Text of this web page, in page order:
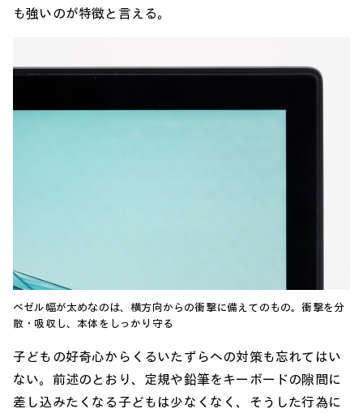
も強いのが特徴と言える。
ベゼル幅が太めなのは、横方向からの衝撃に備えてのもの。衝撃を分
散・吸収し、本体をしっかり守る
子どもの好奇心からくるいたずらへの対策も忘れてはい
ない。前述のとおり、定規や鉛筆をキーボードの隙間に
差し込みたくなる子どもは少なくなく、そうした行為に